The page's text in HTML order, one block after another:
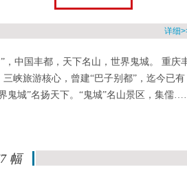
详细
，中国丰都，天下名山，世界鬼城。 重庆
峡旅游核心，曾建“巴子别都”，迄今已有
鬼城”名扬天下。“鬼城”名山景区，集儒
幅